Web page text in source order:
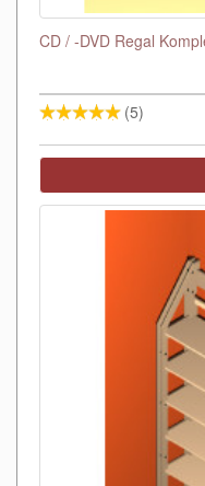
CD / -DVD Regal
(5)